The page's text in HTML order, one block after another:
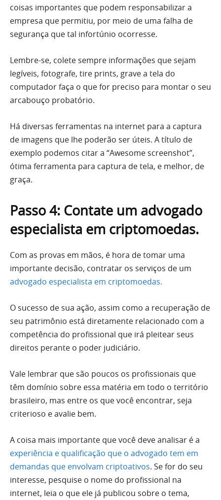
coisas importantes que podem responsabilizar a
empresa que permitiu, por meio de uma falha de
segurança que tal infortúnio ocorresse.
Lembre-se, colete sempre informações que sejam
legíveis, fotografe, tire prints, grave a tela do
computador faça o que for preciso para montar o seu
arcabouço probatório.
Há diversas ferramentas na internet para a captura
de imagens que lhe poderão ser úteis. A título de
exemplo podemos citar a “Awesome screenshot”,
ótima ferramenta para captura de tela, e melhor, de
graça.
Passo 4: Contate um advogado
especialista em criptomoedas.
Com as provas em mãos, é hora de tomar uma
importante decisão, contratar os serviços de um
advogado especialista em criptomoedas.
O sucesso de sua ação, assim como a recuperação de
seu patrimônio está diretamente relacionado com a
competência do profissional que irá pleitear seus
direitos perante o poder judiciário.
Vale lembrar que são poucos os profissionais que
têm domínio sobre essa matéria em todo o território
brasileiro, mas entre os que você encontrar, seja
criterioso e avalie bem.
A coisa mais importante que você deve analisar é a
experiência e qualificação que o advogado tem em
demandas que envolvam criptoativos. Se for do seu
interesse, pesquise o nome do profissional na
internet, leia o que ele já publicou sobre o tema,